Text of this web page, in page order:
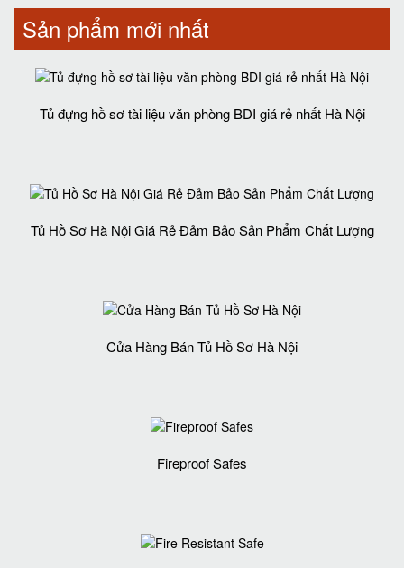
Sản phẩm mới nhất
Tủ đựng hồ sơ tài liệu văn phòng BDI giá rẻ nhất Hà Nội
Tủ Hồ Sơ Hà Nội Giá Rẻ Đảm Bảo Sản Phẩm Chất Lượng‎
Cửa Hàng Bán Tủ Hồ Sơ Hà Nội
Fireproof Safes